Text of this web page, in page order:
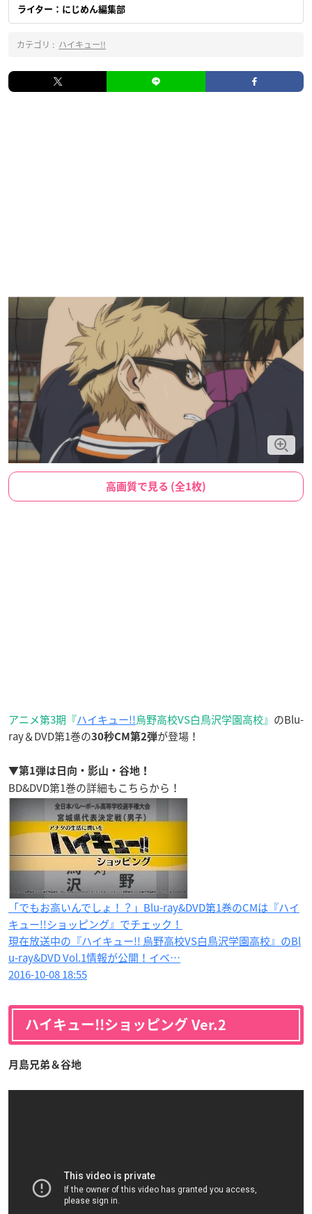
ライター：にじめん編集部
カテゴリ : ハイキュー!!
高画質で見る (全1枚)
アニメ第3期『ハイキュー!!烏野高校VS白鳥沢学園高校』 のBlu-
ray＆DVD第1巻の30秒CM第2弾が登場！
▼第1弾は日向・影山・谷地！
BD&DVD第1巻の詳細もこちらから！
「でもお高いんでしょ！？」Blu-ray&DVD第1巻のCMは『ハイ
キュー!!ショッピング』でチェック！
現在放送中の『ハイキュー!! 烏野高校VS白鳥沢学園高校』のBl
u-ray&DVD Vol.1情報が公開！イベ…
2016-10-08 18:55
ハイキュー!!ショッピング Ver.2
月島兄弟＆谷地